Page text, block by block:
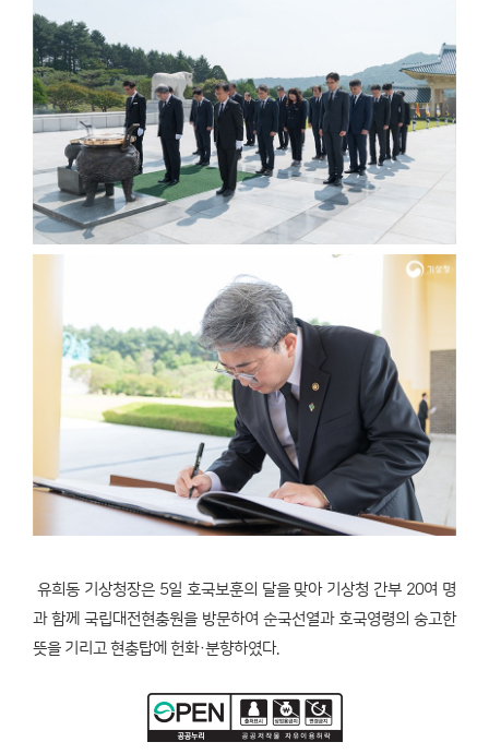
유희동 기상청장은 5일 호국보훈의 달을 맞아 기상청 간부 20여 명
과 함께 국립대전현충원을 방문하여 순국선열과 호국영령의 숭고한
뜻을 기리고 현충탑에 헌화·분향하였다.